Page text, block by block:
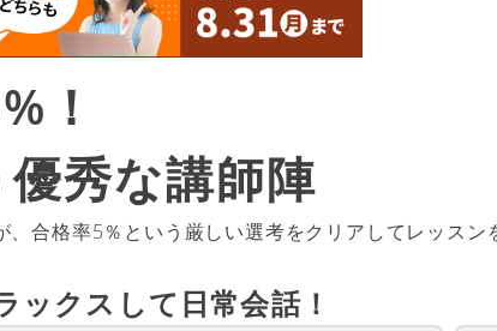
！
優秀な講師陣
合格率5％という厳しい選考をクリアしてレッスン
ックスして日常会話！